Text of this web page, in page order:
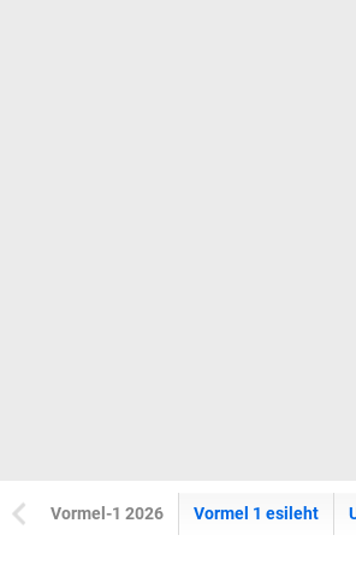
Vormel-1 2026 Vormel 1 esileht